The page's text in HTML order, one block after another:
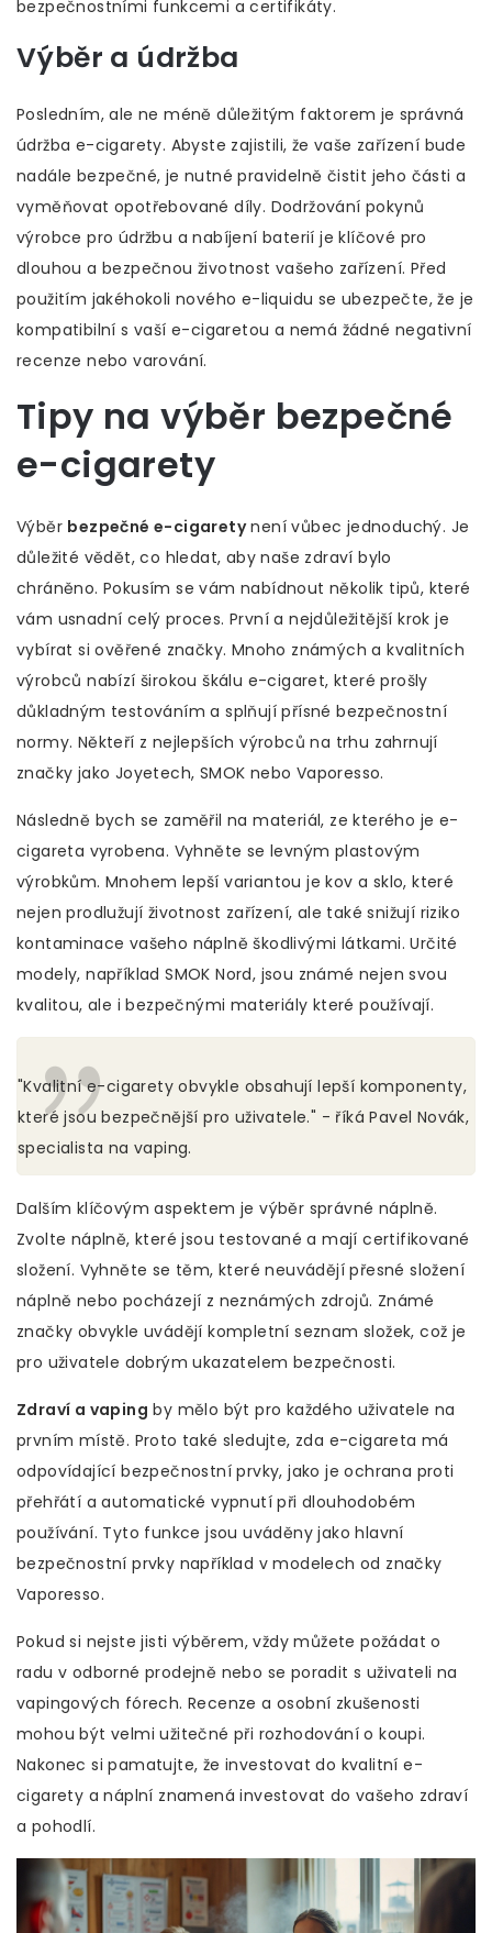
bezpečnostními funkcemi a certifikáty.
Výběr a údržba
Posledním, ale ne méně důležitým faktorem je správná
údržba e-cigarety. Abyste zajistili, že vaše zařízení bude
nadále bezpečné, je nutné pravidelně čistit jeho části a
vyměňovat opotřebované díly. Dodržování pokynů
výrobce pro údržbu a nabíjení baterií je klíčové pro
dlouhou a bezpečnou životnost vašeho zařízení. Před
použitím jakéhokoli nového e-liquidu se ubezpečte, že je
kompatibilní s vaší e-cigaretou a nemá žádné negativní
recenze nebo varování.
Tipy na výběr bezpečné
e-cigarety
Výběr bezpečné e-cigaretynení vůbec jednoduchý. Je
důležité vědět, co hledat, aby naše zdraví bylo
chráněno. Pokusím se vám nabídnout několik tipů, které
vám usnadní celý proces. První a nejdůležitější krok je
vybírat si ověřené značky. Mnoho známých a kvalitních
výrobců nabízí širokou škálu e-cigaret, které prošly
důkladným testováním a splňují přísné bezpečnostní
normy. Někteří z nejlepších výrobců na trhu zahrnují
značky jako Joyetech, SMOK nebo Vaporesso.
Následně bych se zaměřil na materiál, ze kterého je e-
cigareta vyrobena. Vyhněte se levným plastovým
výrobkům. Mnohem lepší variantou je kov a sklo, které
nejen prodlužují životnost zařízení, ale také snižují riziko
kontaminace vašeho náplně škodlivými látkami. Určité
modely, například SMOK Nord, jsou známé nejen svou
kvalitou, ale i bezpečnými materiály které používají.
"Kvalitní e-cigarety obvykle obsahují lepší komponenty,
které jsou bezpečnější pro uživatele." - říká Pavel Novák,
specialista na vaping.
Dalším klíčovým aspektem je výběr správné náplně.
Zvolte náplně, které jsou testované a mají certifikované
složení. Vyhněte se těm, které neuvádějí přesné složení
náplně nebo pocházejí z neznámých zdrojů. Známé
značky obvykle uvádějí kompletní seznam složek, což je
pro uživatele dobrým ukazatelem bezpečnosti.
Zdraví a vaping by mělo být pro každého uživatele na
prvním místě. Proto také sledujte, zda e-cigareta má
odpovídající bezpečnostní prvky, jako je ochrana proti
přehřátí a automatické vypnutí při dlouhodobém
používání. Tyto funkce jsou uváděny jako hlavní
bezpečnostní prvky například v modelech od značky
Vaporesso.
Pokud si nejste jisti výběrem, vždy můžete požádat o
radu v odborné prodejně nebo se poradit s uživateli na
vapingových fórech. Recenze a osobní zkušenosti
mohou být velmi užitečné při rozhodování o koupi.
Nakonec si pamatujte, že investovat do kvalitní e-
cigarety a náplní znamená investovat do vašeho zdraví
a pohodlí.